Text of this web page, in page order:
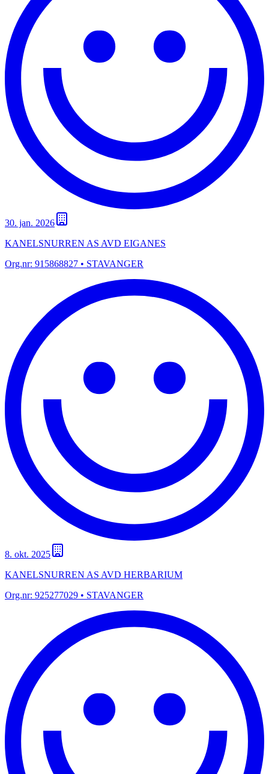
30. jan. 2026
KANELSNURREN AS AVD EIGANES
Org.nr: 915868827 • STAVANGER
8. okt. 2025
KANELSNURREN AS AVD HERBARIUM
Org.nr: 925277029 • STAVANGER